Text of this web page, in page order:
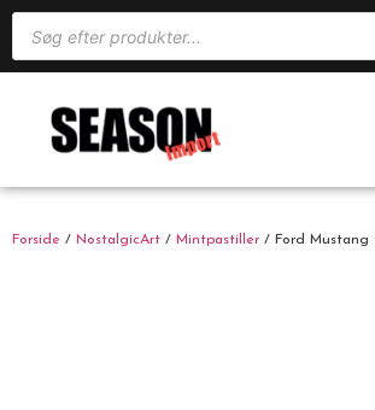
Forside / NostalgicArt / Mintpastiller / Ford Mustang